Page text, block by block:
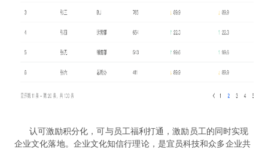
认可激励积分化，可与员工福利打通，激励员工的同时实现
企业文化落地。企业文化知信行理论，是宜员科技和众多企业共